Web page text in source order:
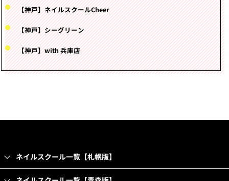
【神戸】ネイルスクールCheer
【神戸】シーグリーン
【神戸】with 兵庫店
ネイルスクール一覧【札幌版】